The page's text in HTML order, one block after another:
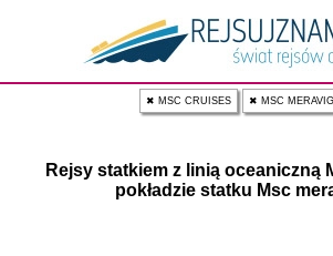
✖ MSC CRUISES ✖ MSC
Rejsy statkiem z linią oceaniczną
pokładzie statku Msc